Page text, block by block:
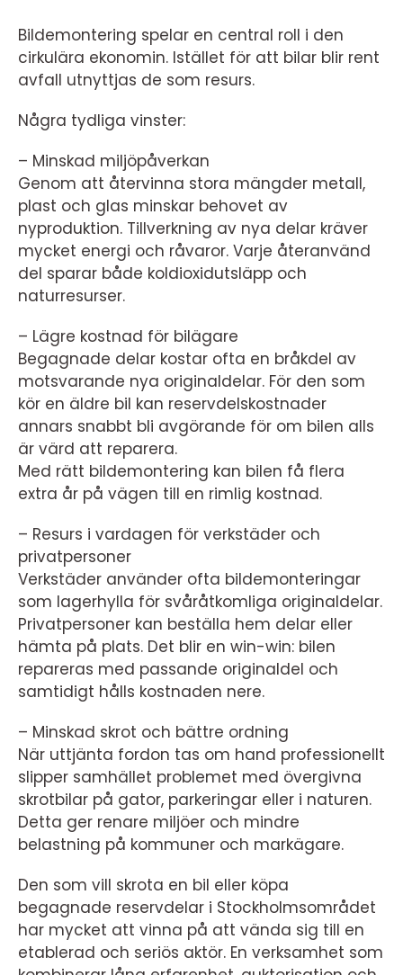
Bildemontering spelar en central roll i den
cirkulära ekonomin. Istället för att bilar blir rent
avfall utnyttjas de som resurs.
Några tydliga vinster:
– Minskad miljöpåverkan
Genom att återvinna stora mängder metall,
plast och glas minskar behovet av
nyproduktion. Tillverkning av nya delar kräver
mycket energi och råvaror. Varje återanvänd
del sparar både koldioxidutsläpp och
naturresurser.
– Lägre kostnad för bilägare
Begagnade delar kostar ofta en bråkdel av
motsvarande nya originaldelar. För den som
kör en äldre bil kan reservdelskostnader
annars snabbt bli avgörande för om bilen alls
är värd att reparera.
Med rätt bildemontering kan bilen få flera
extra år på vägen till en rimlig kostnad.
– Resurs i vardagen för verkstäder och
privatpersoner
Verkstäder använder ofta bildemonteringar
som lagerhylla för svåråtkomliga originaldelar.
Privatpersoner kan beställa hem delar eller
hämta på plats. Det blir en win-win: bilen
repareras med passande originaldel och
samtidigt hålls kostnaden nere.
– Minskad skrot och bättre ordning
När uttjänta fordon tas om hand professionellt
slipper samhället problemet med övergivna
skrotbilar på gator, parkeringar eller i naturen.
Detta ger renare miljöer och mindre
belastning på kommuner och markägare.
Den som vill skrota en bil eller köpa
begagnade reservdelar i Stockholmsområdet
har mycket att vinna på att vända sig till en
etablerad och seriös aktör. En verksamhet som